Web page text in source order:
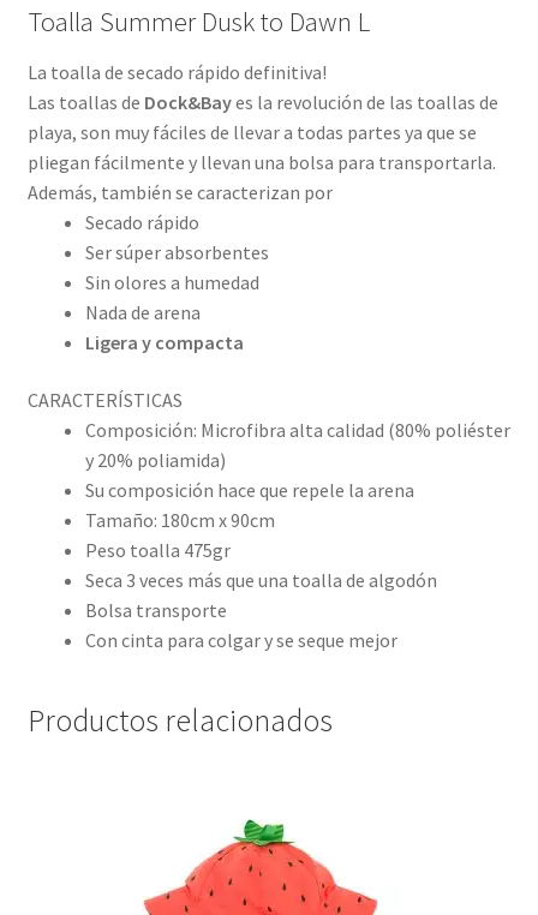
Toalla Summer Dusk to Dawn L
La toalla de secado rápido definitiva!
Las toallas de Dock&Bayes la revolución de las toallas de
playa, son muy fáciles de llevar a todas partes ya que se
pliegan fácilmente y llevan una bolsa para transportarla.
Además, también se caracterizan por
Secado rápido
Ser súper absorbentes
Sin olores a humedad
Nada de arena
Ligera y compacta
CARACTERÍSTICAS
Composición: Microfibra alta calidad (80% poliéster
y 20% poliamida)
Su composición hace que repele la arena
Tamaño: 180cm x 90cm
Peso toalla 475gr
Seca 3 veces más que una toalla de algodón
Bolsa transporte
Con cinta para colgar y se seque mejor
Productos relacionados